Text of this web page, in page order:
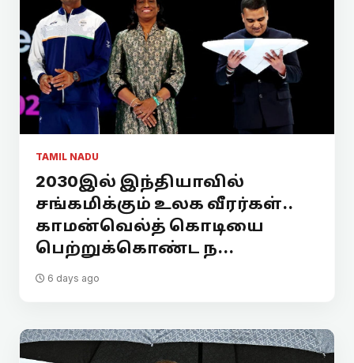
TAMIL NADU
2030இல் இந்தியாவில்
சங்கமிக்கும் உலக வீரர்கள்..
காமன்வெல்த் கொடியை
பெற்றுக்கொண்ட ந...
6 days ago